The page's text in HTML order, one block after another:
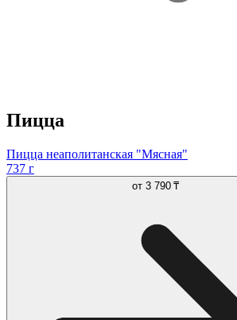
Пицца
Пицца неаполитанская "Мясная"
737 г
от 3 790 ₸